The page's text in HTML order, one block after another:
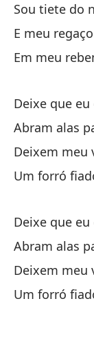
Sou tiete do
E meu
Em meu
Deixe que
Abram alas
Deixem meu
Um forró
Deixe que
Abram alas
Deixem meu
Um forró